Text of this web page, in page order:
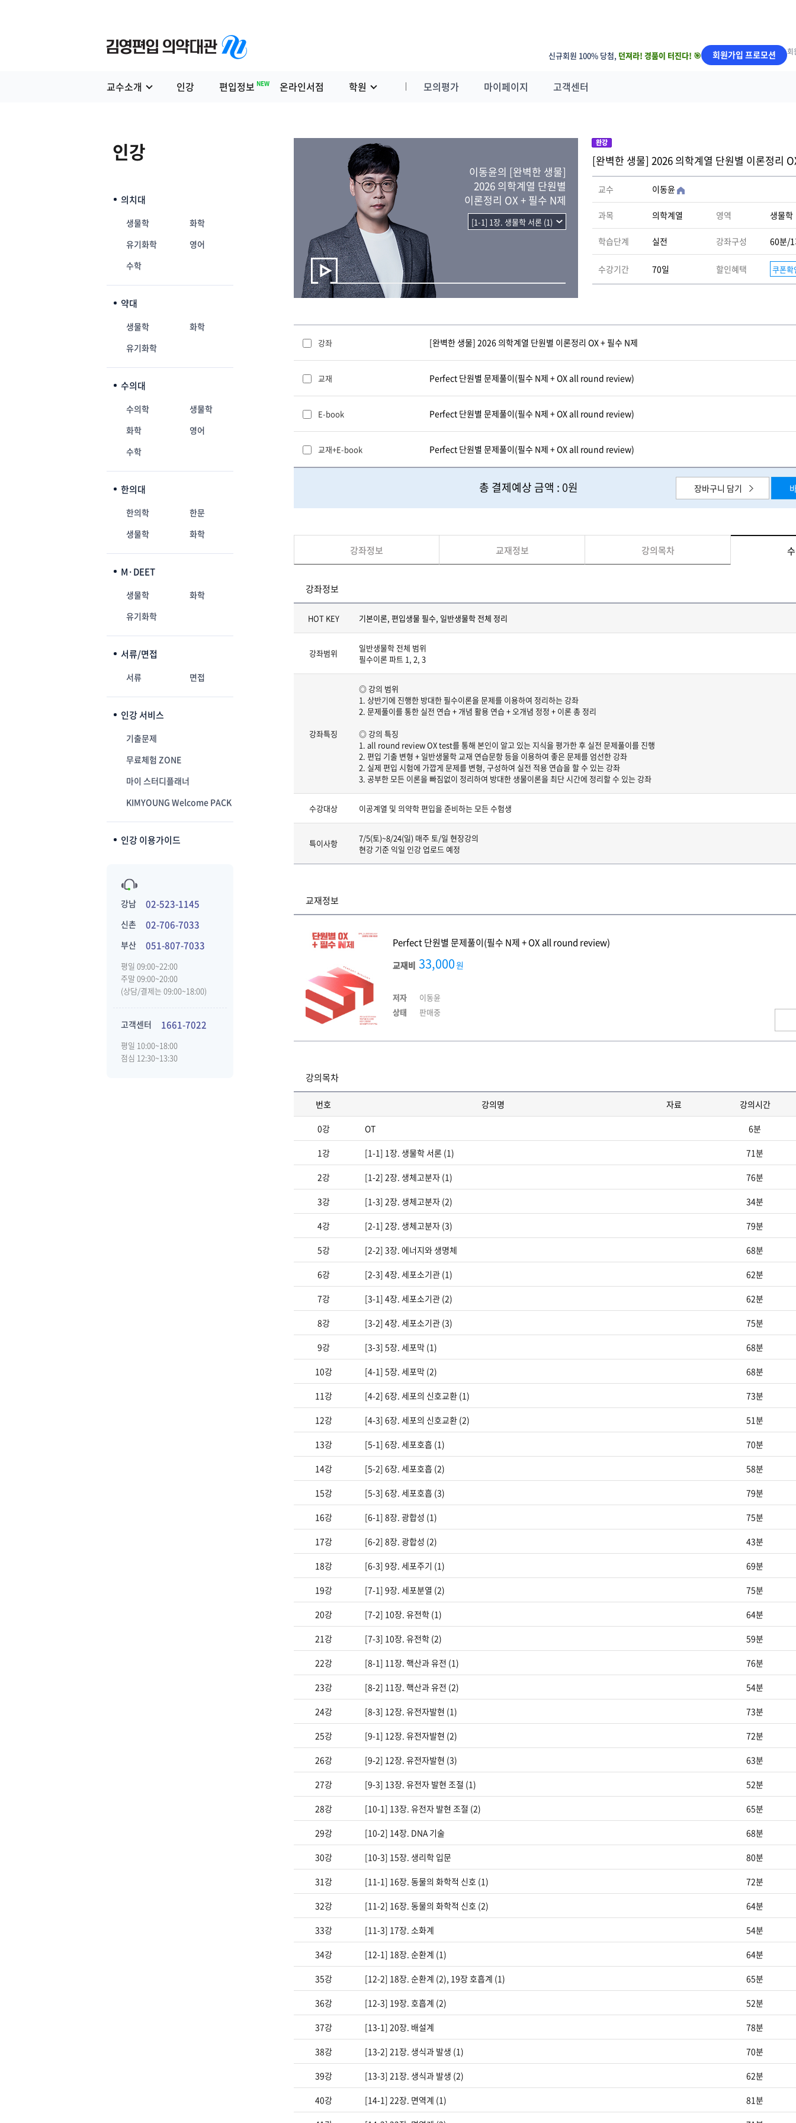
신규회원 100% 당첨, 던져라! 경품이 터진다! 🎯 회원가입 프로모션 회
교수소개 인강 편입정보 NEW 온라인서점 학원 모의평가 마이페이지 고객센터
인강
의치대
생물학
화학
유기화학
영어
수학
약대
생물학
화학
유기화학
수의대
수의학
생물학
화학
영어
수학
한의대
한의학
한문
생물학
화학
M·DEET
생물학
화학
유기화학
서류/면접
서류 면접
인강 서비스
기출문제
무료체험 ZONE
마이 스터디플래너
KIMYOUNG Welcome PACK
인강 이용가이드
강남 02-523-1145
신촌 02-706-7033
부산 051-807-7033
평일 09:00~22:00
주말 09:00~20:00
(상담/결제는 09:00~18:00)
고객센터 1661-7022
평일 10:00~18:00
점심 12:30~13:30
이동윤의 [완벽한 생물]
2026 의학계열 단원별
이론정리 OX + 필수 N제
완강
[완벽한 생물] 2026 의학계열 단원별 이론정리
교수 이동윤
과목 의학계열 영역 생물학
학습단계 실전 강좌구성 60분/
수강기간 70일 할인혜택 쿠폰확
강좌 [완벽한 생물] 2026 의학계열 단원별 이론정리 OX + 필수 N제
교재 Perfect 단원별 문제풀이(필수 N제 + OX all round review)
E-book Perfect 단원별 문제풀이(필수 N제 + OX all round review)
교재+E-book Perfect 단원별 문제풀이(필수 N제 + OX all round review)
총 결제예상 금액 : 0원 장바구니 담기
강좌정보 교재정보 강의목차
강좌정보
HOT KEY 기본이론, 편입생물 필수, 일반생물학 전체 정리
강좌범위
일반생물학 전체 범위
필수이론 파트 1, 2, 3
강좌특징
◎ 강의 범위
1. 상반기에 진행한 방대한 필수이론을 문제를 이용하여 정리하는 강좌
2. 문제풀이를 통한 실전 연습 + 개념 활용 연습 + 오개념 정정 + 이론 총 정리
◎ 강의 특징
1. all round review OX test를 통해 본인이 알고 있는 지식을 평가한 후 실전 문제풀이를 진행
2. 편입 기출 변형 + 일반생물학 교재 연습문항 등을 이용하여 좋은 문제를 엄선한 강좌
2. 실제 편입 시험에 가깝게 문제를 변형, 구성하여 실전 적용 연습을 할 수 있는 강좌
3. 공부한 모든 이론을 빠짐없이 정리하여 방대한 생물이론을 최단 시간에 정리할 수 있는 강좌
수강대상 이공계열 및 의약학 편입을 준비하는 모든 수험생
특이사항
7/5(토)~8/24(일) 매주 토/일 현장강의
현강 기준 익일 인강 업로드 예정
교재정보
Perfect 단원별 문제풀이(필수 N제 + OX all round review)
교재비 33,000원
저자
이동윤
상태
판매중
강의목차
번호 강의명 자료 강의시간
0강 OT 6분
1강 [1-1] 1장. 생물학 서론 (1) 71분
2강 [1-2] 2장. 생체고분자 (1) 76분
3강 [1-3] 2장. 생체고분자 (2) 34분
4강 [2-1] 2장. 생체고분자 (3) 79분
5강 [2-2] 3장. 에너지와 생명체 68분
6강 [2-3] 4장. 세포소기관 (1) 62분
7강 [3-1] 4장. 세포소기관 (2) 62분
8강 [3-2] 4장. 세포소기관 (3) 75분
9강 [3-3] 5장. 세포막 (1) 68분
10강 [4-1] 5장. 세포막 (2) 68분
11강 [4-2] 6장. 세포의 신호교환 (1) 73분
12강 [4-3] 6장. 세포의 신호교환 (2) 51분
13강 [5-1] 6장. 세포호흡 (1) 70분
14강 [5-2] 6장. 세포호흡 (2) 58분
15강 [5-3] 6장. 세포호흡 (3) 79분
16강 [6-1] 8장. 광합성 (1) 75분
17강 [6-2] 8장. 광합성 (2) 43분
18강 [6-3] 9장. 세포주기 (1) 69분
19강 [7-1] 9장. 세포분열 (2) 75분
20강 [7-2] 10장. 유전학 (1) 64분
21강 [7-3] 10장. 유전학 (2) 59분
22강 [8-1] 11장. 핵산과 유전 (1) 76분
23강 [8-2] 11장. 핵산과 유전 (2) 54분
24강 [8-3] 12장. 유전자발현 (1) 73분
25강 [9-1] 12장. 유전자발현 (2) 72분
26강 [9-2] 12장. 유전자발현 (3) 63분
27강 [9-3] 13장. 유전자 발현 조절 (1) 52분
28강 [10-1] 13장. 유전자 발현 조절 (2) 65분
29강 [10-2] 14장. DNA 기술 68분
30강 [10-3] 15장. 생리학 입문 80분
31강 [11-1] 16장. 동물의 화학적 신호 (1) 72분
32강 [11-2] 16장. 동물의 화학적 신호 (2) 64분
33강 [11-3] 17장. 소화계 54분
34강 [12-1] 18장. 순환계 (1) 64분
35강 [12-2] 18장. 순환계 (2), 19장 호흡계 (1) 65분
36강 [12-3] 19장. 호흡계 (2) 52분
37강 [13-1] 20장. 배설계 78분
38강 [13-2] 21장. 생식과 발생 (1) 70분
39강 [13-3] 21장. 생식과 발생 (2) 62분
40강 [14-1] 22장. 면역계 (1) 81분